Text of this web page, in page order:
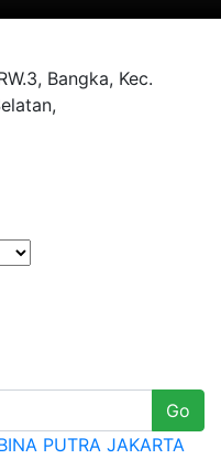
Bangka, Kec.
Go
PUTRA JAKARTA